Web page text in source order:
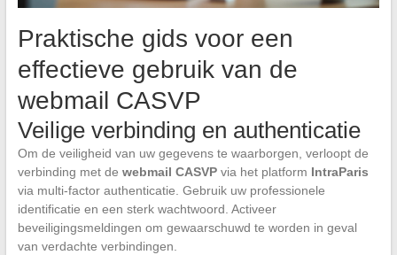
Praktische gids voor een
effectieve gebruik van de
webmail CASVP
Veilige verbinding en authenticatie
Om de veiligheid van uw gegevens te waarborgen, verloopt de
verbinding met de webmail CASVPvia het platform IntraParis
via multi-factor authenticatie. Gebruik uw professionele
identificatie en een sterk wachtwoord. Activeer
beveiligingsmeldingen om gewaarschuwd te worden in geval
van verdachte verbindingen.